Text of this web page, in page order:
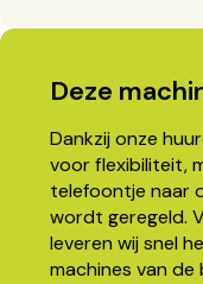
Deze
Dankzij onze
voor flexibiliteit,
telefoontje naar
wordt geregeld.
leveren wij snel
machines van de